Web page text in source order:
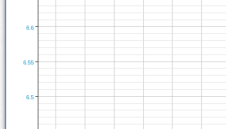
6.5
6.6
6.55